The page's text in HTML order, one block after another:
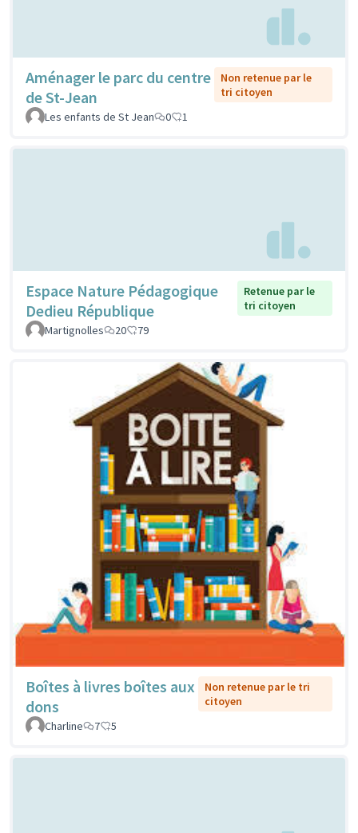
Aménager le parc du centre
de St-Jean
Non retenue par le
tri citoyen
Les enfants de St Jean
0 1
Espace Nature Pédagogique
Dedieu République
Retenue par le
tri citoyen
Martignolles
20 79
Boîtes à livres boîtes aux
dons
Non retenue par le tri
citoyen
Charline
7 5